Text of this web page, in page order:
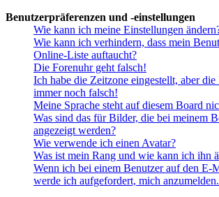
Benutzerpräferenzen und -einstellungen
Wie kann ich meine Einstellungen
Wie kann ich verhindern, dass mein
Online-Liste auftaucht?
Die Forenuhr geht falsch!
Ich habe die Zeitzone eingestellt, aber
immer noch falsch!
Meine Sprache steht auf diesem Board
Was sind das für Bilder, die bei meinem
angezeigt werden?
Wie verwende ich einen Avatar?
Was ist mein Rang und wie kann ich ihn
Wenn ich bei einem Benutzer auf den
werde ich aufgefordert, mich anzumelden.